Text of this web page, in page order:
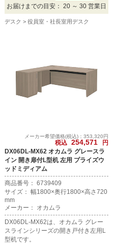
お届けまでの目安： 20 ～ 30 営業日
デスク 役員室・社長室用デスク
メーカー希望価格(税込)：353,320円
税込 254,571
円
DX06DL-MX62 オカムラ グレースラ
イン 開き扉付L型机 左用 プライズウ
ッドミディアム
商品番号： 6739409
サイズ： 幅1800×奥行1800×高さ720
mm
メーカー： オカムラ
DX06DL-MX62は、オカムラ グレー
スラインシリーズの開き戸付き左用L
型机です。